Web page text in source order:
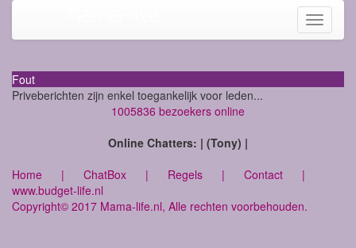
Toggle
Fout
Priveberichten zijn enkel toegankelijk voor leden...
1005836 bezoekers online
Online Chatters: | (Tony) |
Home | ChatBox | Regels | Contact |
www.budget-life.nl
Copyright© 2017 Mama-life.nl, Alle rechten voorbehouden.